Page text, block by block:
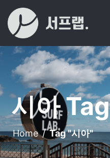
시아 Tag
Home/Tag "시아"